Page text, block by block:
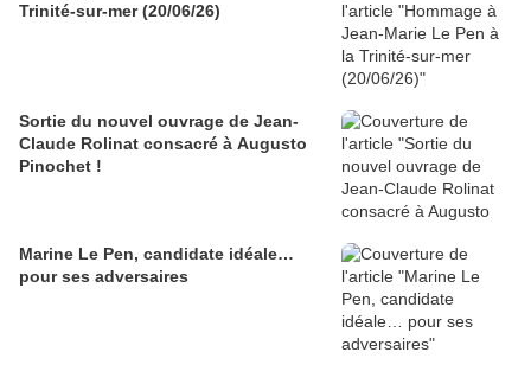
Trinité-sur-mer (20/06/26)
Sortie du nouvel ouvrage de Jean-
Claude Rolinat consacré à Augusto
Pinochet !
Marine Le Pen, candidate idéale…
pour ses adversaires